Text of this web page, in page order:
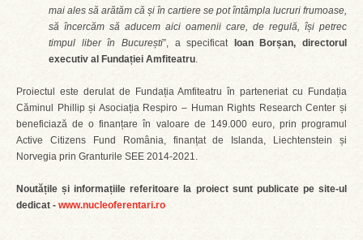
mai ales să arătăm că și în cartiere se pot întâmpla lucruri frumoase,
să încercăm să aducem aici oamenii care, de regulă, își petrec
timpul liber în București”, a specificat
Ioan Borșan, directorul
executiv al Fundației Amfiteatru.
Proiectul este derulat de Fundația Amfiteatru în parteneriat cu Fundația
Căminul Phillip și Asociația Respiro – Human Rights Research Center și
beneficiază de o finanțare în valoare de 149.000 euro, prin programul
Active Citizens Fund România, finanțat de Islanda, Liechtenstein și
Norvegia prin Granturile SEE 2014-2021.
Noutățile și informațiile referitoare la proiect sunt publicate pe site-ul
dedicat - www.nucleoferentari.ro